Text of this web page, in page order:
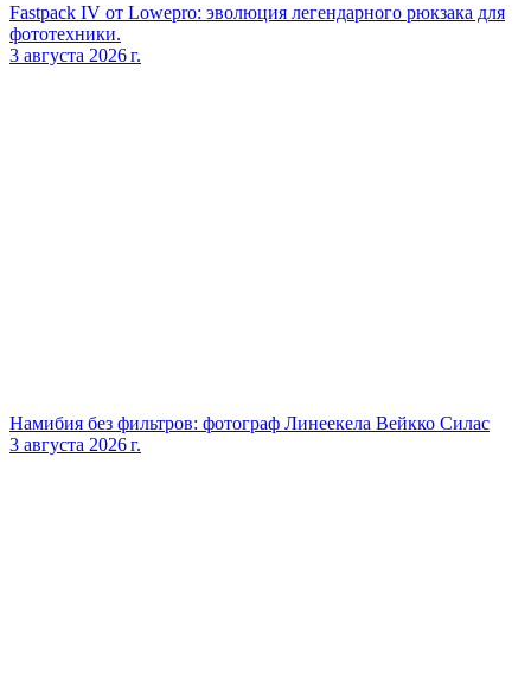
Fastpack IV от Lowepro: эволюция легендарного рюкзака для
фототехники.
3 августа 2026 г.
Намибия без фильтров: фотограф Линеекела Вейкко Силас
3 августа 2026 г.